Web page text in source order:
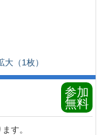
大（1枚）
参加
無料
す。